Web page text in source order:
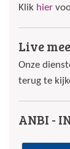
Klik hier
Live
Onze
terug te
ANBI -